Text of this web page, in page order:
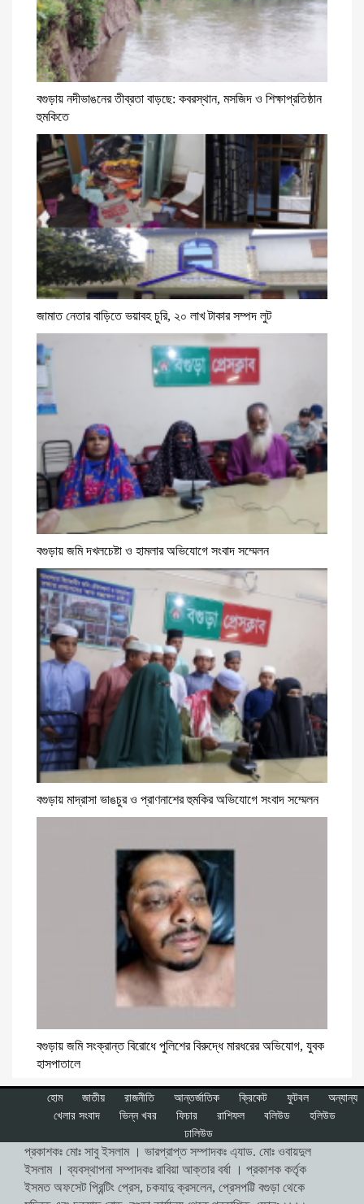
বগুড়ায় নদীভাঙনের তীব্রতা বাড়ছে: কবরস্থান, মসজিদ ও শিক্ষাপ্রতিষ্ঠান
হুমকিতে
জামাত নেতার বাড়িতে ভয়াবহ চুরি, ২০ লাখ টাকার সম্পদ লুট
বগুড়ায় জমি দখলচেষ্টা ও হামলার অভিযোগে সংবাদ সম্মেলন
বগুড়ায় মাদ্রাসা ভাঙচুর ও প্রাণনাশের হুমকির অভিযোগে সংবাদ সম্মেলন
বগুড়ায় জমি সংক্রান্ত বিরোধে পুলিশের বিরুদ্ধে মারধরের অভিযোগ, যুবক
হাসপাতালে
হোম জাতীয় রাজনীতি আন্তর্জাতিক ক্রিকেট ফুটবল
অন্যান্য
খেলার সংবাদ
ভিন্ন খবর ফিচার রাশিফল বলিউড
হলিউড
ঢালিউড
প্রকাশকঃ মোঃ সাবু ইসলাম । ভারপ্রাপ্ত সম্পাদকঃ এ্যাড. মোঃ ওবায়দুল
ইসলাম । ব্যবস্থাপনা সম্পাদকঃ রাবিয়া আক্তার বর্ষা । প্রকাশক কর্তৃক
ইসমত অফসেট প্রিন্টিং প্রেস, চকযাদু ক্রসলেন, প্রেসপট্টি বগুড়া থেকে